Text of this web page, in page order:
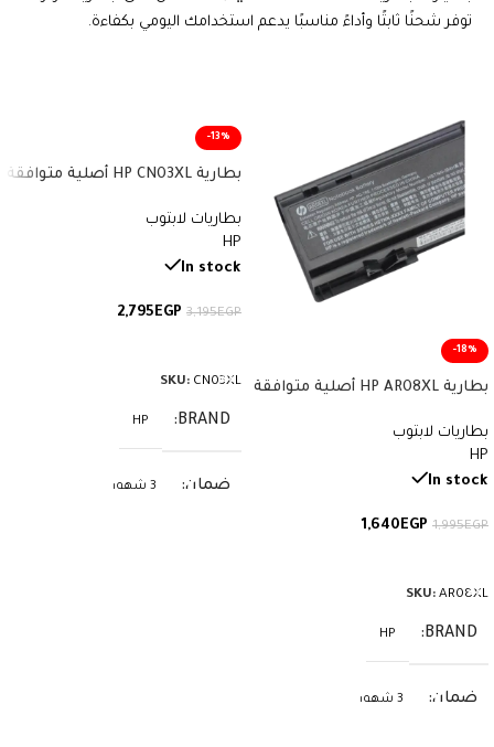
توفر شحنًا ثابتًا وأداءً مناسبًا يدعم استخدامك اليومي بكفاءة.
-18%
بطارية HP AR08XL أصلية متوافقة
ساعة
بطاريات لابتوب
HP
In stock
1,995EGP
1,640EGP
SKU: AR08XL
BRAND
HP
ضمان 3 شهور
-13%
بطارية HP CN03XL أصلية متوافقة
سعة 57.9 واط/ساعة
بطاريات لابتوب
HP
In stock
3,195EGP
2,795EGP
SKU: CN03XL
BRAND
HP
ضمان 3 شهور